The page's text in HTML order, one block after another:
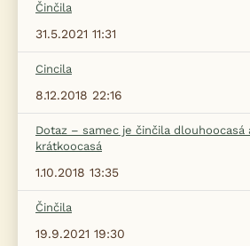
Činčila
31.5.2021 11:31
Cincila
8.12.2018 22:16
Dotaz – samec je činčila dlouhoocasá
krátkoocasá
1.10.2018 13:35
Činčila
19.9.2021 19:30